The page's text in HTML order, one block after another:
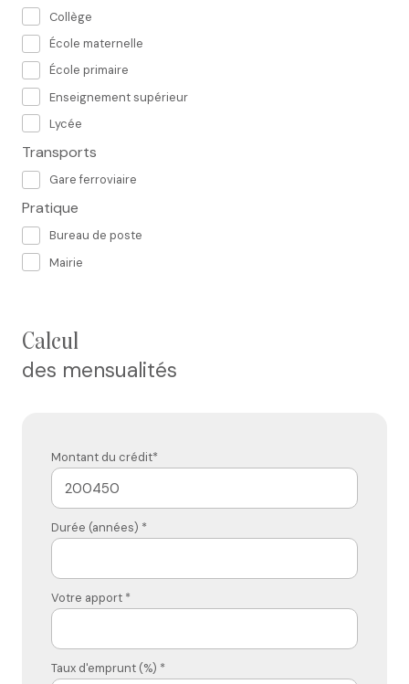
Collège
École maternelle
École primaire
Enseignement supérieur
Lycée
Transports
Gare ferroviaire
Pratique
Bureau de poste
Mairie
calcul
des mensualités
Montant du crédit*
Durée (années) *
Votre apport *
Taux d'emprunt (%) *